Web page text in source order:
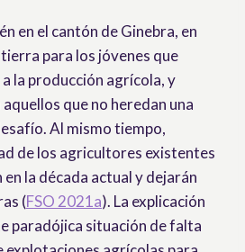
en el cantón de Ginebra, en
tierra para los jóvenes que
la producción agrícola, y
que no heredan una
Al mismo tiempo,
de los agricultores existentes
en la década actual y dejarán
(FSO 2021a). La explicación
paradójica situación de falta